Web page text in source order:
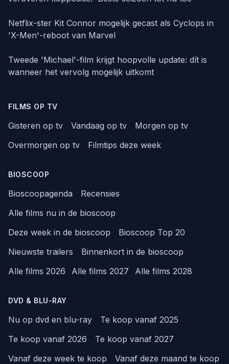
Netflix-ster Kit Connor mogelijk gecast als Cyclops in
'X-Men'-reboot van Marvel
Tweede 'Michael'-film krijgt hoopvolle update: dít is
wanneer het vervolg mogelijk uitkomt
FILMS OP TV
Gisteren op tv Vandaag op tv
Morgen op tv
Overmorgen op tv
Filmtips deze week
BIOSCOOP
Bioscoopagenda
Recensies
Alle films nu in de bioscoop
Deze week in de bioscoop
Bioscoop Top 20
Nieuwste trailers
Binnenkort in de bioscoop
Alle films 2026
Alle films 2027 Alle films 2028
DVD & BLU-RAY
Nu op dvd en blu-ray
Te koop vanaf 2025
Te koop vanaf 2026
Te koop vanaf 2027
Vanaf deze week te koop
Vanaf deze maand te koop